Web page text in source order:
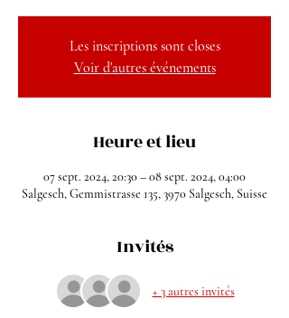
Les inscriptions sont closes
Voir d'autres événements
Heure et lieu
07 sept. 2024, 20:30 – 08 sept. 2024, 04:00
Salgesch, Gemmistrasse 135, 3970 Salgesch, Suisse
Invités
+ 3 autres invités